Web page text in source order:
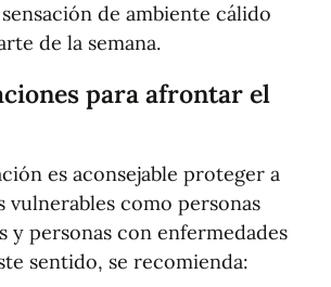
de ambiente cálido
de la semana.
para afrontar el
es aconsejable proteger a
vulnerables como personas
y personas con enfermedades
sentido, se recomienda: